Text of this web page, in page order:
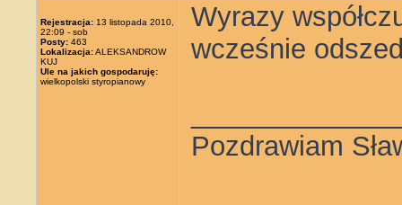
Rejestracja: 13 listopada 2010,
22:09 - sob
Posty: 463
Lokalizacja:ALEKSANDROW
KUJ
Ule na jakich gospodaruję:
wielkopolski styropianowy
Wyrazy
wcześnie
Pozdrawiam